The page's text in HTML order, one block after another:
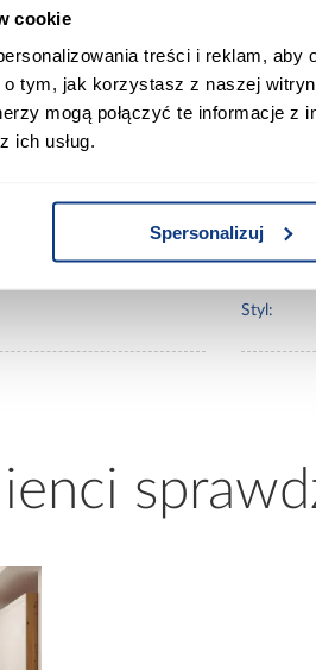
cookie
treści i reklam, aby
tym, jak korzystasz z naszej
mogą połączyć te informacje z
ich usług.
Spersonalizuj
Materiał
Styl: